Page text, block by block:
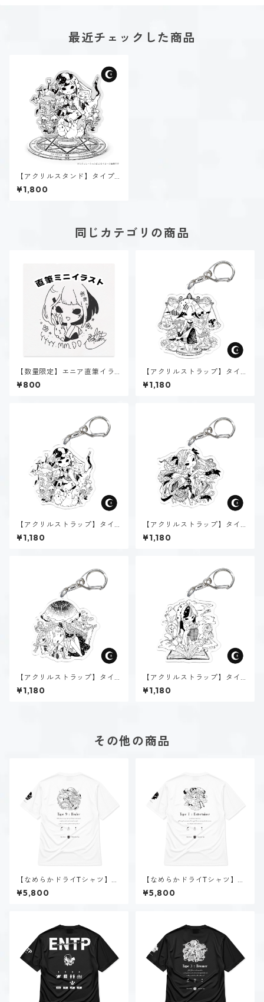
最近チェックした商品
【アクリルスタンド】タイプ
２-助ける人（ダーク）
¥1,800
同じカテゴリの商品
【数量限定】エニア直筆イラ
スト
¥800
【アクリルストラップ】タイ
プ１-正す人（ダーク）
¥1,180
【アクリルストラップ】タイ
プ２-助ける人（ダーク）
¥1,180
【アクリルストラップ】タイ
プ３-求める人（ダーク）
¥1,180
【アクリルストラップ】タイ
プ４-感じる人（ダーク）
¥1,180
【アクリルストラップ】タイ
プ５-考える人（ダーク）
¥1,180
その他の商品
【なめらかドライTシャツ】タ
イプ９-慈しむ人（ホーリー）
｜ホワイト
¥5,800
【なめらかドライTシャツ】タ
イプ７-楽しむ人（ホーリー）
｜ホワイト
¥5,800